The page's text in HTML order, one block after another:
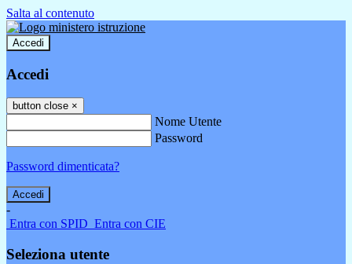
Salta al contenuto
Accedi
Accedi
button close ×
Nome Utente
Password
Password dimenticata?
-
Entra con SPID Entra con CIE
Seleziona utente